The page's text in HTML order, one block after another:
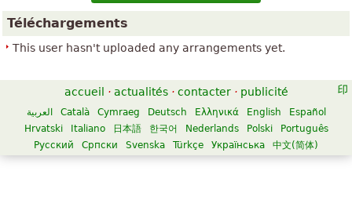
Téléchargements
This user hasn't uploaded any arrangements yet.
accueil · actualités · contacter · publicité
العربية Català Cymraeg Deutsch Ελληνικά English
Español
Hrvatski
Italiano 日本語 한국어 Nederlands Polski
Português
Русский
Српски Svenska Türkçe Українська 中文(简体)